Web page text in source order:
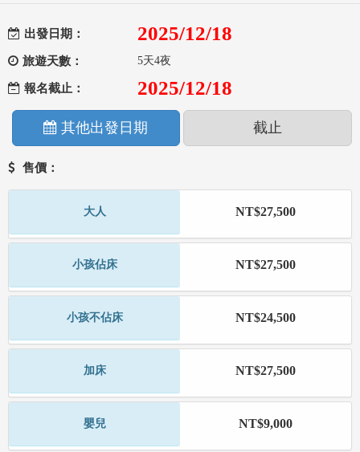
出發日期： 2025/12/18
旅遊天數： 5天4夜
報名截止： 2025/12/18
其他出發日期 截止
售價：
大人 NT$27,500
小孩佔床 NT$27,500
小孩不佔床 NT$24,500
加床 NT$27,500
嬰兒 NT$9,000